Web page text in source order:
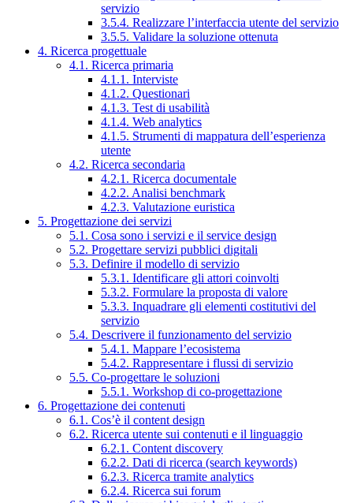
servizio
3.5.4. Realizzare l’interfaccia utente del servizio
3.5.5. Validare la soluzione ottenuta
4. Ricerca progettuale
4.1. Ricerca primaria
4.1.1. Interviste
4.1.2. Questionari
4.1.3. Test di usabilità
4.1.4. Web analytics
4.1.5. Strumenti di mappatura dell’esperienza
utente
4.2. Ricerca secondaria
4.2.1. Ricerca documentale
4.2.2. Analisi benchmark
4.2.3. Valutazione euristica
5. Progettazione dei servizi
5.1. Cosa sono i servizi e il service design
5.2. Progettare servizi pubblici digitali
5.3. Definire il modello di servizio
5.3.1. Identificare gli attori coinvolti
5.3.2. Formulare la proposta di valore
5.3.3. Inquadrare gli elementi costitutivi del
servizio
5.4. Descrivere il funzionamento del servizio
5.4.1. Mappare l’ecosistema
5.4.2. Rappresentare i flussi di servizio
5.5. Co-progettare le soluzioni
5.5.1. Workshop di co-progettazione
6. Progettazione dei contenuti
6.1. Cos’è il content design
6.2. Ricerca utente sui contenuti e il linguaggio
6.2.1. Content discovery
6.2.2. Dati di ricerca (search keywords)
6.2.3. Ricerca tramite analytics
6.2.4. Ricerca sui forum